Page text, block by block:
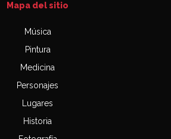
Mapa del sitio
Música
Pintura
Medicina
Personajes
Lugares
Historia